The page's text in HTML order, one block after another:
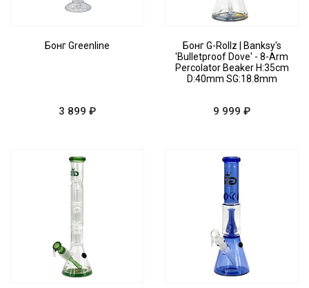
Бонг Greenline
3 899 ₽
Бонг G-Rollz | Banksy's
'Bulletproof Dove' - 8-Arm
Percolator Beaker H:35cm
D:40mm SG:18.8mm
9 999 ₽